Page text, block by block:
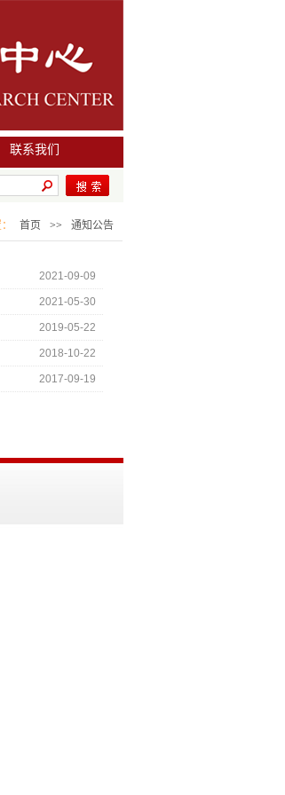
联系我们
首页 >> 通知公告
2021-09-09
2021-05-30
2019-05-22
2018-10-22
2017-09-19